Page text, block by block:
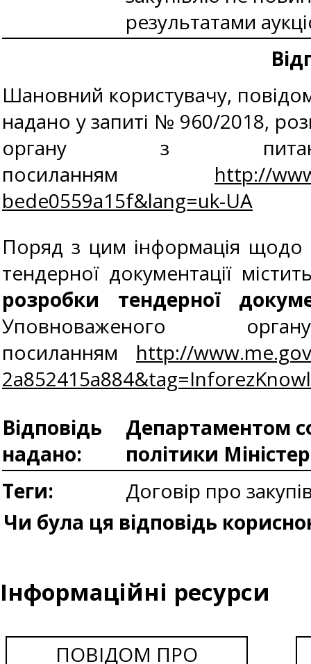
результатами
Шановний користувачу,
надано у запиті № 960/2018,
органу з
посиланням http://
bede0559a15f&lang=uk-UA
Поряд з цим інформація щодо
тендерної документації
розробки тендерної
Уповноваженого
посиланням http://
Відповідь
надано:
Департаментом
політики
Теги:
Договір про
Чи була ця відповідь
Інформаційні ресурси
ПОВІДОМ ПРО